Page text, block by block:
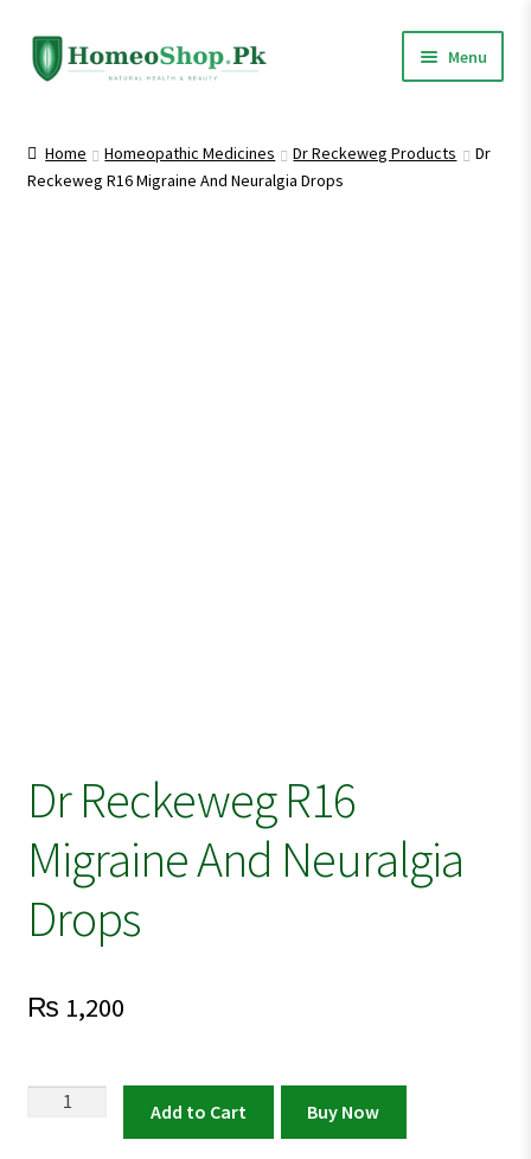
Skip
to
Skip
to
Menu
Shop All
Home Homeopathic Medicines Dr Reckeweg Products
Dr
Reckeweg R16 Migraine And Neuralgia Drops
Dr Reckeweg R16
Migraine And Neuralgia
Drops
₨ 1,200
Add to Cart Buy Now